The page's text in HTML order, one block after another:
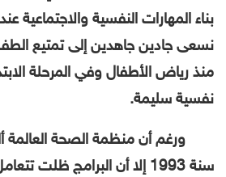
بناء المهارات النفسية والاجتماعية
نسعى جادين جاهدين إلى تمتيع
منذ رياض الأطفال وفي المرحلة
نفسية سليمة.
ورغم أن منظمة الصحة العالمة
سنة 1993 إلا أن البرامج